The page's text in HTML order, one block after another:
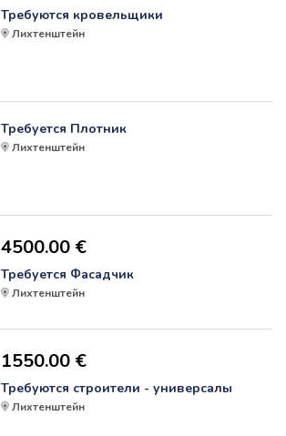
Требуются кровельщики
Лихтенштейн
Требуется Плотник
Лихтенштейн
4500.00 €
Требуется Фасадчик
Лихтенштейн
1550.00 €
Требуются строители - универсалы
Лихтенштейн